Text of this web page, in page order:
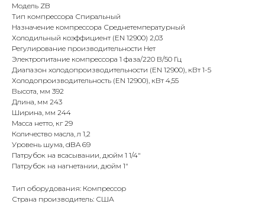
Модель ZB
Тип компрессора Спиральный
Назначение компрессора Среднетемпературный
Холодильный коэффициент (EN 12900) 2,03
Регулирование производительности Нет
Электропитание компрессора 1 фаза/220 В/50 Гц
Диапазон холодопроизводительности (EN 12900), кВт 1-5
Холодопроизводительность (EN 12900), кВт 4,55
Высота, мм 392
Длина, мм 243
Ширина, мм 244
Масса нетто, кг 29
Количество масла, л 1,2
Уровень шума, dBA 69
Патрубок на всасывании, дюйм 1 1/4"
Патрубок на нагнетании, дюйм 1"
Тип оборудования: Компрессор
Страна производитель: США